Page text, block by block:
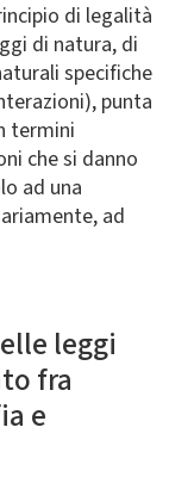
di legalità
di natura, di
specifiche
punta
termini
che si danno
ad una
ad
leggi
fra
e